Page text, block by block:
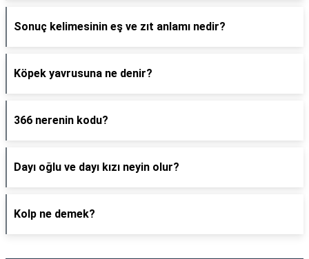
Sonuç kelimesinin eş ve zıt anlamı nedir?
Köpek yavrusuna ne denir?
366 nerenin kodu?
Dayı oğlu ve dayı kızı neyin olur?
Kolp ne demek?